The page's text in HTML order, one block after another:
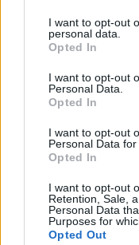
I want to opt-out
personal data.
Opted In
I want to opt-out
Personal Data.
Opted In
I want to opt-out
Personal Data for
Opted In
I want to opt-out
Retention, Sale,
Personal Data
Purposes for
Opted Out
Il n'y a pas de
Nous mettrons
sera le cas.
Pour suivre l'actu
vous rendre
RezoSport.com
des meilleurs
classements,